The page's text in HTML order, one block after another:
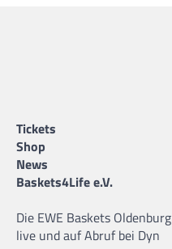
Tickets
Shop
News
Baskets4Life e.V.
Die EWE Baskets Oldenburg
live und auf Abruf bei Dyn